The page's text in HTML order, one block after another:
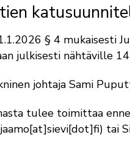
§ 4 mukaisesti
julkisesti nähtäville
johtaja Sami
tulee toimittaa
) tai